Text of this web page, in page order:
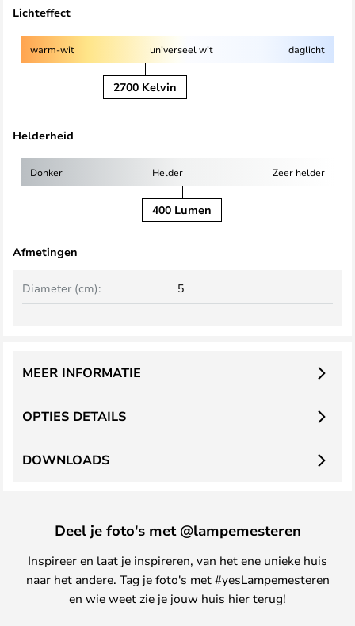
Lichteffect
warm-wit universeel wit daglicht
2700 Kelvin
Helderheid
Donker Helder Zeer helder
400 Lumen
Afmetingen
Diameter (cm): 5
OPTIES DETAILS
MEER INFORMATIE
DOWNLOADS
Deel je foto's met @lampemesteren
Inspireer en laat je inspireren, van het ene unieke huis
naar het andere. Tag je foto's met #yesLampemesteren
en wie weet zie je jouw huis hier terug!